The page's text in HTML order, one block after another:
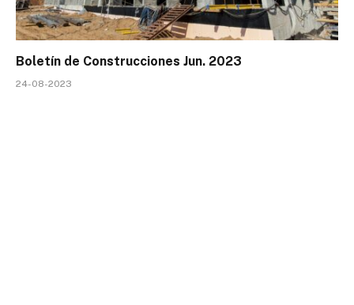
Boletín de Construcciones Jun. 2023
24-08-2023